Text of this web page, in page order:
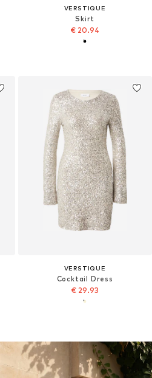
VERSTIQUE
Skirt
€ 20.94
VERSTIQUE
Cocktail Dress
€ 29.93